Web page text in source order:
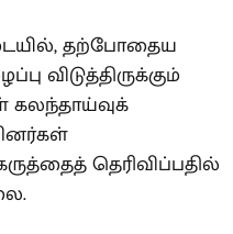
தற்போதைய
விடுத்திருக்கும்
கலந்தாய்வுக்
தெரிவிப்பதில்